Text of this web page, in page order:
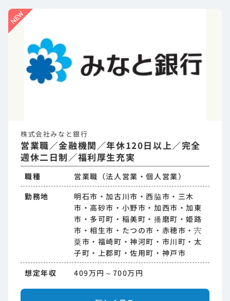
株式会社みなと銀行
営業職／金融機関／年休120日以上／完全
週休二日制／福利厚生充実
職種
営業職（法人営業・個人営業）
勤務地
明石市・加古川市・西脇市・三木
市・高砂市・小野市・加西市・加東
市・多可町・稲美町・播磨町・姫路
市・相生市・たつの市・赤穂市・宍
粟市・福崎町・神河町・市川町・太
子町・上郡町・佐用町・神戸市
想定年収
409万円～700万円